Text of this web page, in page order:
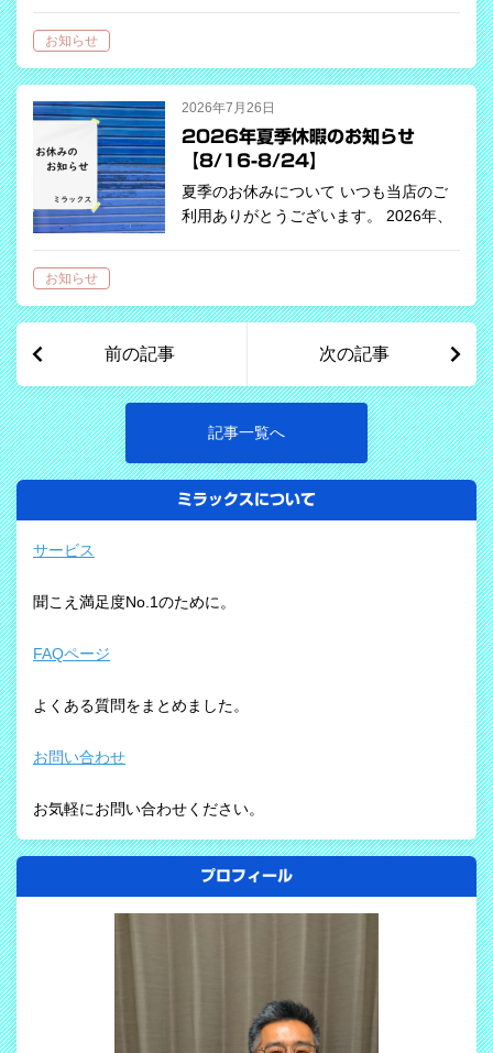
した。引き続き、皆様にご満足…
お知らせ
2026年7月26日
2026年夏季休暇のお知らせ
【8/16-8/24】
夏季のお休みについて いつも当店のご
利用ありがとうございます。 2026年、
お知らせ
前の記事 次の記事
記事一覧へ
ミラックスについて
サービス
聞こえ満足度No.1のために。
FAQページ
よくある質問をまとめました。
お問い合わせ
お気軽にお問い合わせください。
プロフィール